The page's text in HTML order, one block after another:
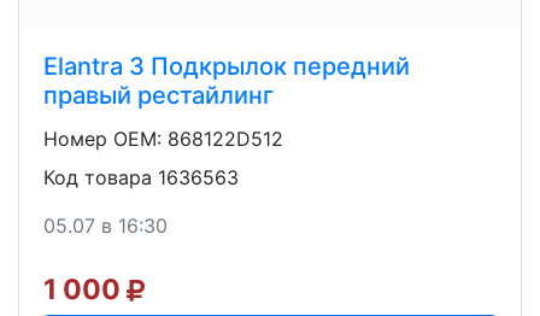
Elantra 3 Подкрылок передний
правый рестайлинг
Номер OEM: 868122D512
Код товара 1636563
05.07 в 16:30
1 000